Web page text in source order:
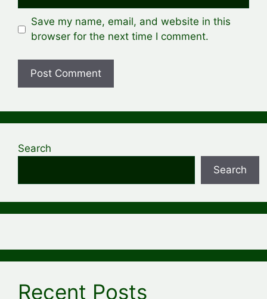
Save my name, email, and website in this
browser for the next time I comment.
Search
Search
Recent Posts